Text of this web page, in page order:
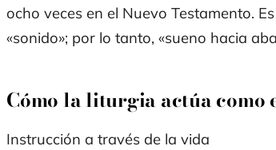
ocho veces en el Nuevo Testamento.
«sonido»; por lo tanto, «sueno hacia
Cómo la liturgia actúa
Instrucción a través de la vida